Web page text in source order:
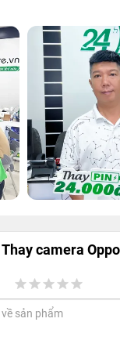
Thay camera